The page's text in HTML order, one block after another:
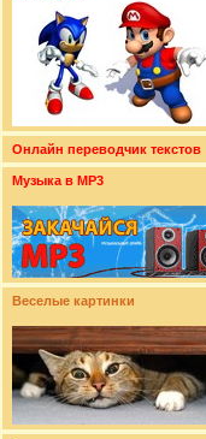
Онлайн переводчик текстов
Музыка в MP3
Веселые картинки